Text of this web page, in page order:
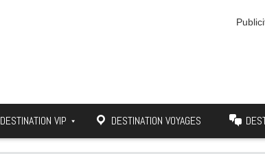
DESTINATION VIP DESTINATION VOYAGES